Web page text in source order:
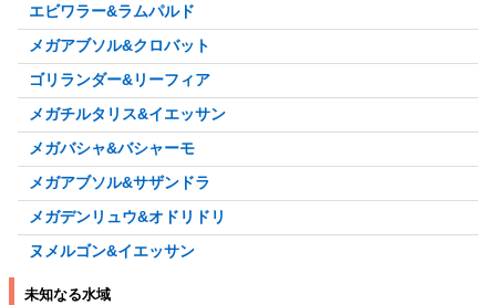
エビワラー&ラムパルド
メガアブソル&クロバット
ゴリランダー&リーフィア
メガチルタリス&イエッサン
メガバシャ&バシャーモ
メガアブソル&サザンドラ
メガデンリュウ&オドリドリ
ヌメルゴン&イエッサン
未知なる水域